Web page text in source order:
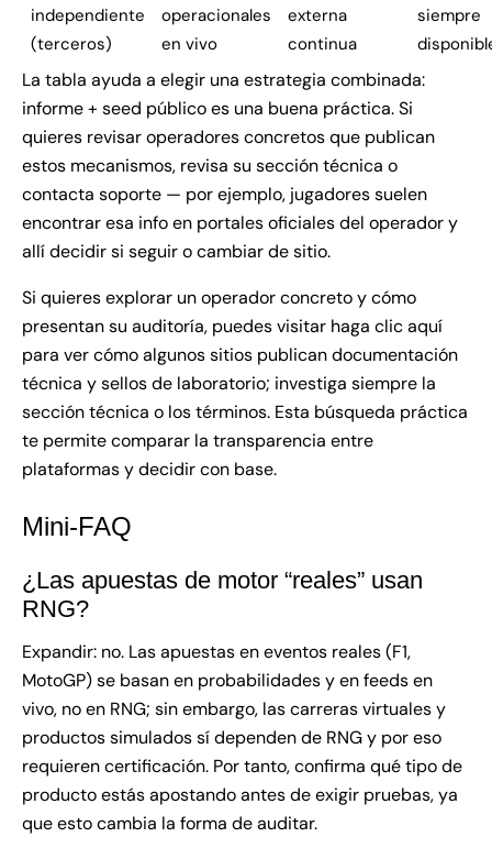
independiente
(terceros)
operacionales
en vivo
externa
continua
siempre
La tabla ayuda a elegir una estrategia combinada:
informe + seed público es una buena práctica. Si
quieres revisar operadores concretos que publican
estos mecanismos, revisa su sección técnica o
contacta soporte — por ejemplo, jugadores suelen
encontrar esa info en portales oficiales del operador y
allí decidir si seguir o cambiar de sitio.
Si quieres explorar un operador concreto y cómo
presentan su auditoría, puedes visitar haga clic aquí
para ver cómo algunos sitios publican documentación
técnica y sellos de laboratorio; investiga siempre la
sección técnica o los términos. Esta búsqueda práctica
te permite comparar la transparencia entre
plataformas y decidir con base.
Mini-FAQ
¿Las apuestas de motor “reales” usan
RNG?
Expandir: no. Las apuestas en eventos reales (F1,
MotoGP) se basan en probabilidades y en feeds en
vivo, no en RNG; sin embargo, las carreras virtuales y
productos simulados sí dependen de RNG y por eso
requieren certificación. Por tanto, confirma qué tipo de
producto estás apostando antes de exigir pruebas, ya
que esto cambia la forma de auditar.